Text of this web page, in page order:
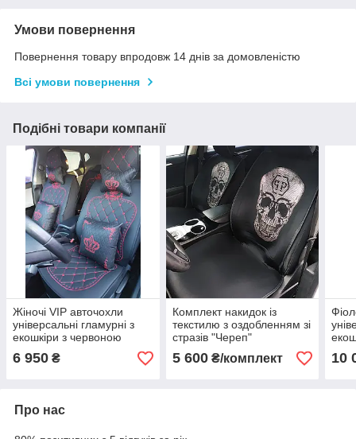
Умови повернення
Повернення товару впродовж 14 днів за домовленістю
Всі умови повернення
Подібні товари компанії
Жіночі VIP авточохли
універсальні гламурні з
екошкіри з червоною
вишивкою
6 950 ₴
Комплект накидок із
текстилю з оздобленням зі
стразів "Череп"
5 600₴/комплект 10
Про нас